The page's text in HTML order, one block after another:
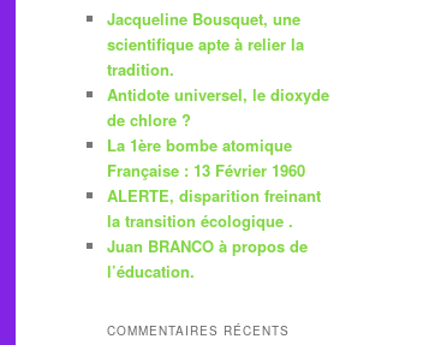
r
c
h
e
Jacqueline Bousquet, une
scientifique apte à relier la
tradition.
Antidote universel, le dioxyde
de chlore ?
La 1ère bombe atomique
Française : 13 Février 1960
ALERTE, disparition freinant
la transition écologique .
Juan BRANCO à propos de
l’éducation.
COMMENTAIRES RÉCENTS